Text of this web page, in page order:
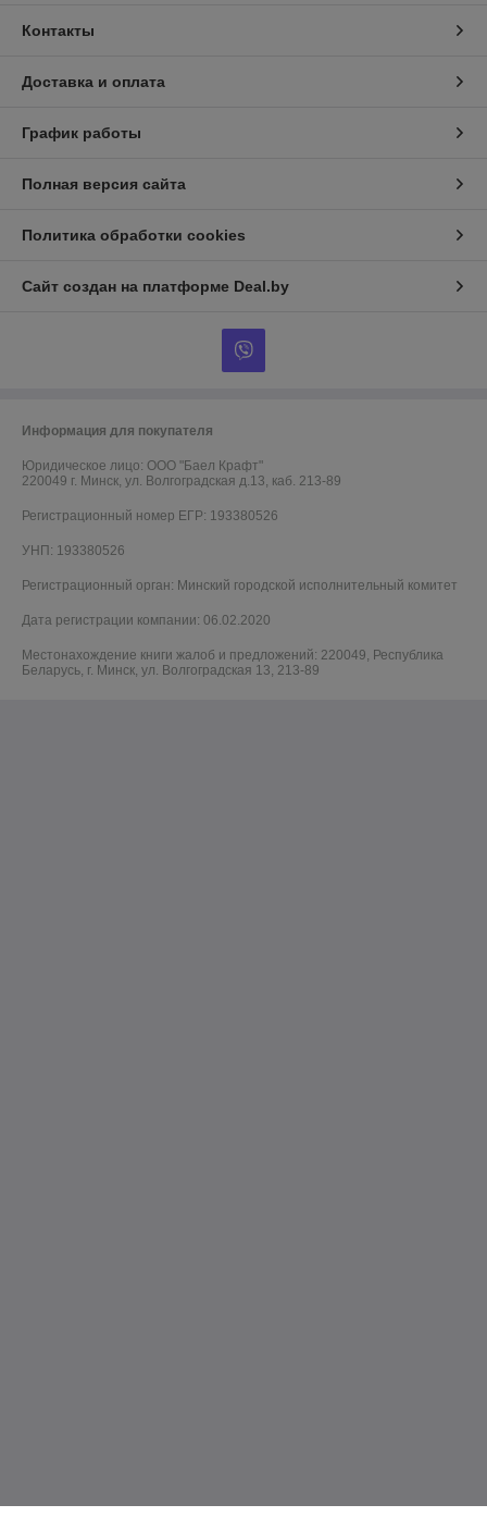
Контакты
Доставка и оплата
График работы
Полная версия сайта
Политика обработки cookies
Сайт создан на платформе Deal.by
Информация для покупателя
Юридическое лицо: ООО "Баел Крафт"
220049 г. Минск, ул. Волгоградская д.13, каб. 213-89
Регистрационный номер ЕГР: 193380526
УНП: 193380526
Регистрационный орган: Минский городской исполнительный комитет
Дата регистрации компании: 06.02.2020
Местонахождение книги жалоб и предложений: 220049, Республика
Беларусь, г. Минск, ул. Волгоградская 13, 213-89